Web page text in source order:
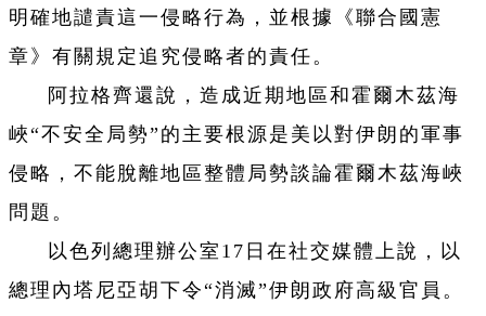
明確地譴責這一侵略行為，並根據《聯合國憲
章》有關規定追究侵略者的責任。
阿拉格齊還說，造成近期地區和霍爾木茲海
峽“不安全局勢”的主要根源是美以對伊朗的軍事
侵略，不能脫離地區整體局勢談論霍爾木茲海峽
問題。
以色列總理辦公室17日在社交媒體上說，以
總理內塔尼亞胡下令“消滅”伊朗政府高級官員。